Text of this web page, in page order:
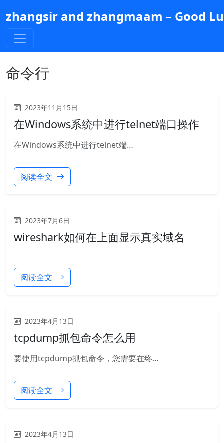
到
主
内
zhangsir and zhangmaam – Good
命令行
2023年11月15日
在Windows系统中进行telnet端口操作
在Windows系统中进行telnet端…
阅读全文
2023年7月6日
wireshark如何在上面显示真实域名
阅读全文
2023年4月13日
tcpdump抓包命令怎么用
要使用tcpdump抓包命令，您需要在终…
阅读全文
2023年4月13日